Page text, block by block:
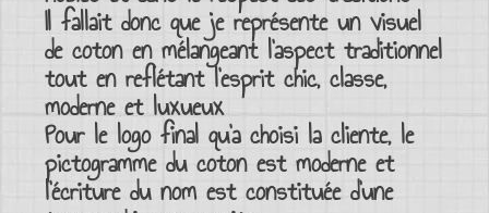
Il fallait donc que je représente unvisuel
de coton en mélangeant l’aspect traditionnel
tout en reflétant l’esprit chic,classe,
moderneet luxueux
Pour le logofinal qu’a choisi la cliente, le
pictogrammedu coton est moderne et
l’écriture du nom est constituée d’une